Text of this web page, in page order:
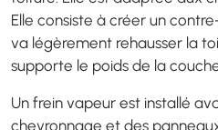
Elle consiste à créer un
va légèrement rehausser la
supporte le poids de la
Un frein vapeur est installé
chevronnage et des